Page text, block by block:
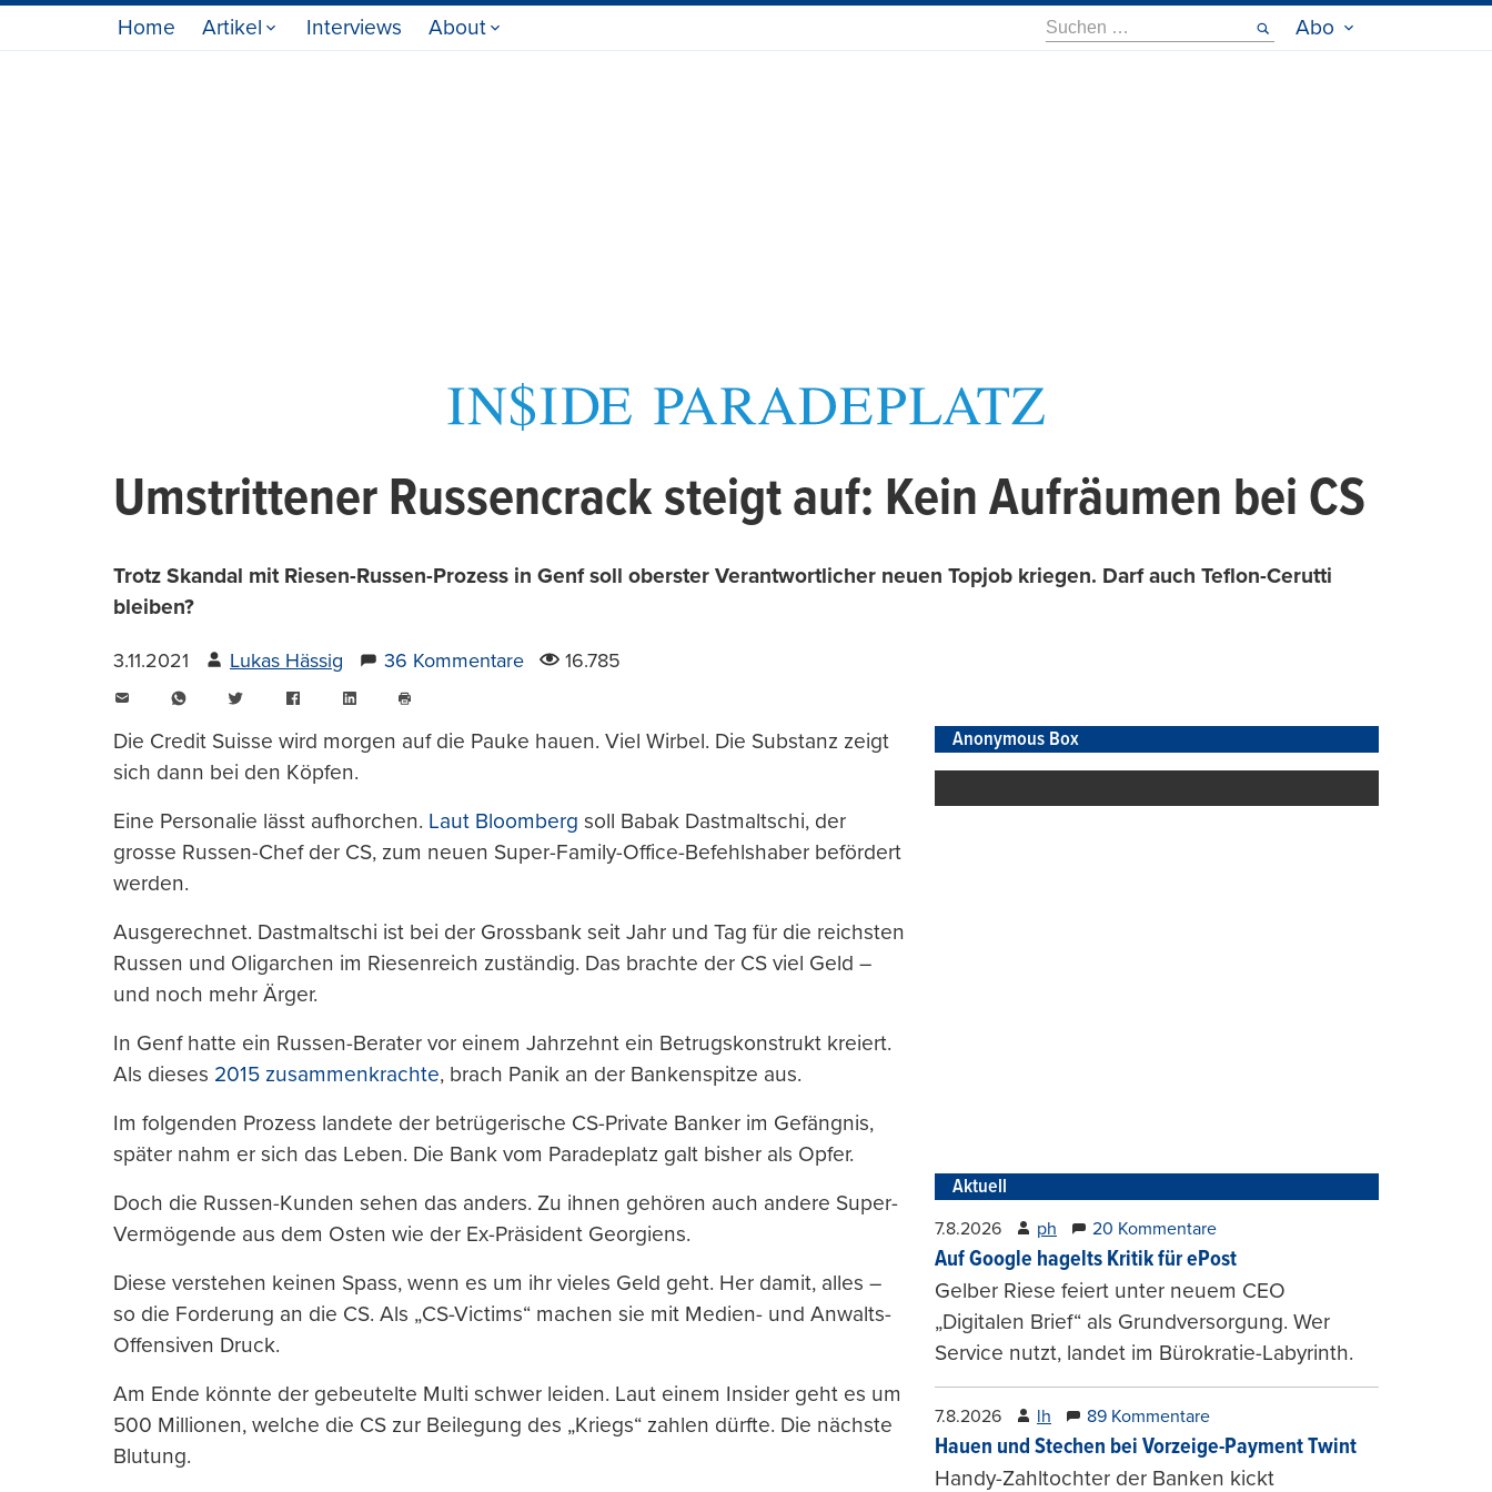
Home Artikel Interviews About
Suche
nach:
Abo
Umstrittener Russencrack steigt auf: Kein Aufräumen bei CS
Trotz Skandal mit Riesen-Russen-Prozess in Genf soll oberster Verantwortlicher neuen Topjob kriegen. Darf auch Teflon-Cerutti
bleiben?
3.11.2021 Lukas Hässig 36 Kommentare 16.785
WhatsAppTwitter FacebookLinkedIn
drucken
Die Credit Suisse wird morgen auf die Pauke hauen. Viel Wirbel. Die Substanz zeigt
sich dann bei den Köpfen.
Eine Personalie lässt aufhorchen. Laut Bloomberg soll Babak Dastmaltschi, der
grosse Russen-Chef der CS, zum neuen Super-Family-Office-Befehlshaber befördert
werden.
Ausgerechnet. Dastmaltschi ist bei der Grossbank seit Jahr und Tag für die reichsten
Russen und Oligarchen im Riesenreich zuständig. Das brachte der CS viel Geld –
und noch mehr Ärger.
In Genf hatte ein Russen-Berater vor einem Jahrzehnt ein Betrugskonstrukt kreiert.
Als dieses 2015 zusammenkrachte, brach Panik an der Bankenspitze aus.
Im folgenden Prozess landete der betrügerische CS-Private Banker im Gefängnis,
später nahm er sich das Leben. Die Bank vom Paradeplatz galt bisher als Opfer.
Doch die Russen-Kunden sehen das anders. Zu ihnen gehören auch andere Super-
Vermögende aus dem Osten wie der Ex-Präsident Georgiens.
Diese verstehen keinen Spass, wenn es um ihr vieles Geld geht. Her damit, alles –
so die Forderung an die CS. Als „CS-Victims“ machen sie mit Medien- und Anwalts-
Offensiven Druck.
Am Ende könnte der gebeutelte Multi schwer leiden. Laut einem Insider geht es um
500 Millionen, welche die CS zur Beilegung des „Kriegs“ zahlen dürfte. Die nächste
Blutung.
Anonymous Box
Aktuell
7.8.2026 ph 20 Kommentare
Auf Google hagelts Kritik für ePost
Gelber Riese feiert unter neuem CEO
„Digitalen Brief“ als Grundversorgung. Wer
Service nutzt, landet im Bürokratie-Labyrinth.
7.8.2026 lh 89 Kommentare
Hauen und Stechen bei Vorzeige-Payment Twint
Handy-Zahltochter der Banken kickt